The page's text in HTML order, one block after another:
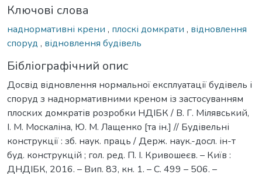
Ключові слова
наднормативні крени , плоскі домкрати , відновлення
споруд , відновлення будівель
Бібліографічний опис
Досвід відновлення нормальної експлуатації будівель і
споруд з наднормативними креном із застосуванням
плоских домкратів розробки НДІБК / В. Г. Мілявський,
І. М. Москаліна, Ю. М. Лащенко [та ін.] // Будівельні
конструкції : зб. наук. праць / Держ. наук.-досл. ін-т
буд. конструкцій ; гол. ред. П. І. Кривошеєв. – Київ :
ДНДІБК, 2016. – Вип. 83, кн. 1. – С. 499 – 506. –